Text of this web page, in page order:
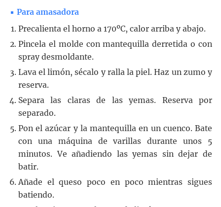
Para amasadora
Precalienta el horno a 170ºC, calor arriba y abajo.
Pincela el molde con mantequilla derretida o con
spray desmoldante.
Lava el limón, sécalo y ralla la piel. Haz un zumo y
reserva.
Separa las claras de las yemas. Reserva por
separado.
Pon el azúcar y la mantequilla en un cuenco. Bate
con una máquina de varillas durante unos 5
minutos. Ve añadiendo las yemas sin dejar de
batir.
Añade el queso poco en poco mientras sigues
batiendo.